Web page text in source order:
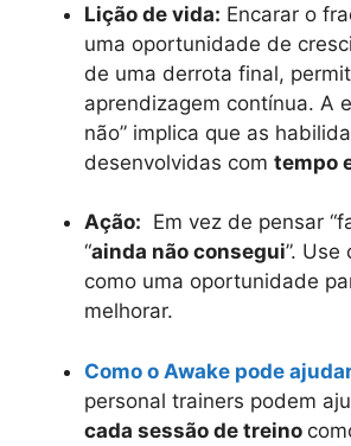
Lição de vida: Encarar o
uma oportunidade de
de uma derrota final,
aprendizagem contínua. A
não” implica que as
desenvolvidas com tempo
Ação: Em vez de pensar
“ainda não consegui”.
como uma oportunidade
melhorar.
Como o Awake pode
personal trainers podem
cada sessão de treino